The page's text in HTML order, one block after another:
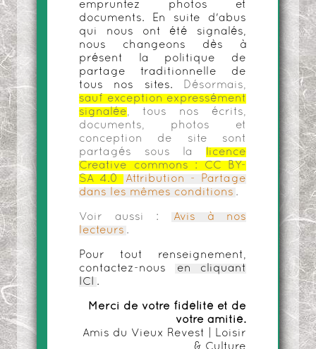
empruntez photos et
documents. En suite d'abus
qui nous ont été signalés,
nous changeons dès à
présent la politique de
partage traditionnelle de
tous nos sites.
Désormais,
sauf exception expressément
signalée, tous nos écrits,
documents, photos et
conception de site sont
partagés sous la
licence
Creative commons :
CC BY-
SA 4.0
Attribution - Partage
dans les mêmes conditions .
Voir aussi :
Avis à nos
lecteurs .
Pour tout renseignement,
contactez-nous
en cliquant
ICI
.
Merci de votre fidélité et de
votre amitié.
Amis du Vieux Revest | Loisir